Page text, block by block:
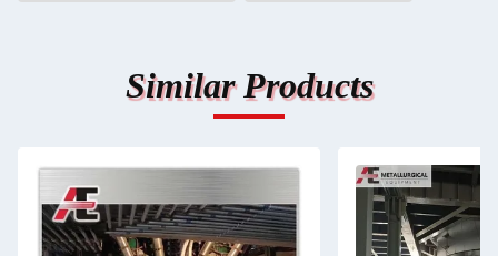
Similar Products